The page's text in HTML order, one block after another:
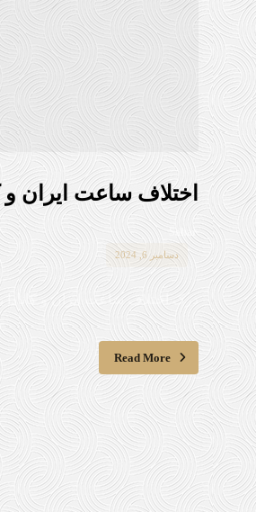
اختلاف ساعت ایران و
Sahar
دسامبر 6, 2024
درک اختلاف ساعت ایران و کانادا
Read More